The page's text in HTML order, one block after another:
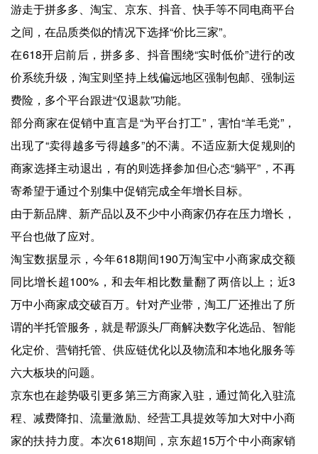
游走于拼多多、淘宝、京东、抖音、快手等不同电商平台
之间，在品质类似的情况下选择“价比三家”。
在618开启前后，拼多多、抖音围绕“实时低价”进行的改
价系统升级，淘宝则坚持上线偏远地区强制包邮、强制运
费险，多个平台跟进“仅退款”功能。
部分商家在促销中直言是“为平台打工”，害怕“羊毛党”，
出现了“卖得越多亏得越多”的不满。不适应新大促规则的
商家选择主动退出，有的则选择参加但心态“躺平”，不再
寄希望于通过个别集中促销完成全年增长目标。
由于新品牌、新产品以及不少中小商家仍存在压力增长，
平台也做了应对。
淘宝数据显示，今年618期间190万淘宝中小商家成交额
同比增长超100%，和去年相比数量翻了两倍以上；近3
万中小商家成交破百万。针对产业带，淘工厂还推出了所
谓的半托管服务，就是帮源头厂商解决数字化选品、智能
化定价、营销托管、供应链优化以及物流和本地化服务等
六大板块的问题。
京东也在趁势吸引更多第三方商家入驻，通过简化入驻流
程、减费降扣、流量激励、经营工具提效等加大对中小商
家的扶持力度。本次618期间，京东超15万个中小商家销